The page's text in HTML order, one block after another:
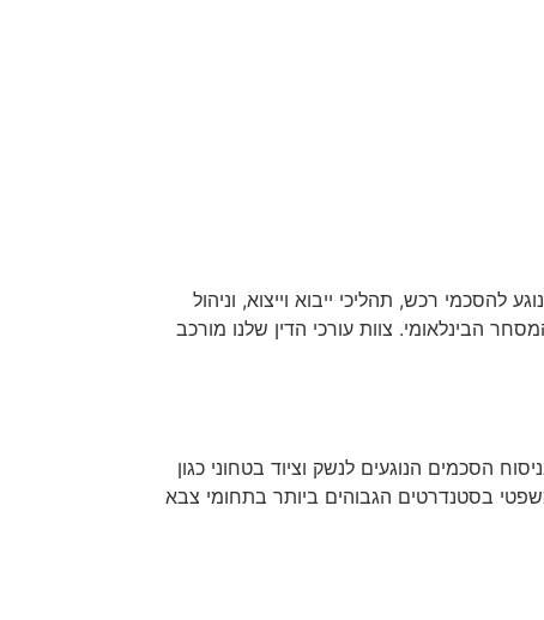
רכש, תהליכי ייבוא וייצוא, וניהול
הבינלאומי. צוות עורכי הדין שלנו מורכב
הסכמים הנוגעים לנשק וציוד בטחוני כגון
משפטי בסטנדרטים הגבוהים ביותר בתחומי צבא